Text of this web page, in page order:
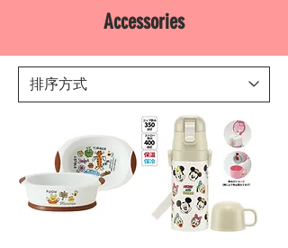
Accessories